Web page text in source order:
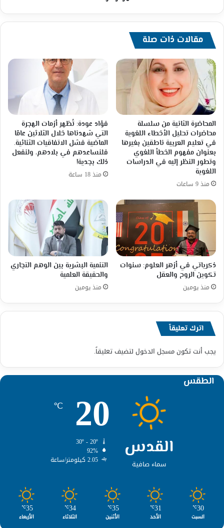
مقالات ذات صلة
المحاضرة الثانية من سلسلة
محاضرات تحليل الأخطاء اللغوية
في تعليم العربية ناطقين بغيرها
بعنوان مفهوم الخطأ اللغوي
وتطور النظر إليه في الدراسات
اللغوية
منذ 9 ساعات
فؤاد عودة: تُظهر أزمات الهجرة
التي شهدناها خلال الثلاثين عامًا
الماضية فشل الاتفاقيات الثنائية.
فلنساعدهم في بلادهم، ولنفعل
ذلك بجدية!
منذ 18 ساعة
ذكرياتي في أزهر العلوم: سنوات
تكوين الروح والعقل
منذ يومين
التنمية البشرية بين الوهم التجاري
والحقيقة العلمية
منذ يومين
اترك تعليقاً
يجب أنت تكونمسجل الدخول لتضيف تعليقاً.
الطقس
القدس
سماء صافية
20
℃
92%
2.05 كيلومتر/ساعة
30
℃
السبت
31
℃
الأحد
35
℃
الأثنين
34
℃
الثلاثاء
35
℃
الأربعاء